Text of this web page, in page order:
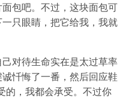
包吧。不过，这块面包可
只眼睛，把它给我，我就
对待生命实在是太过草率
忏悔了一番，然后回应鞋
的，我都会承受。不过你